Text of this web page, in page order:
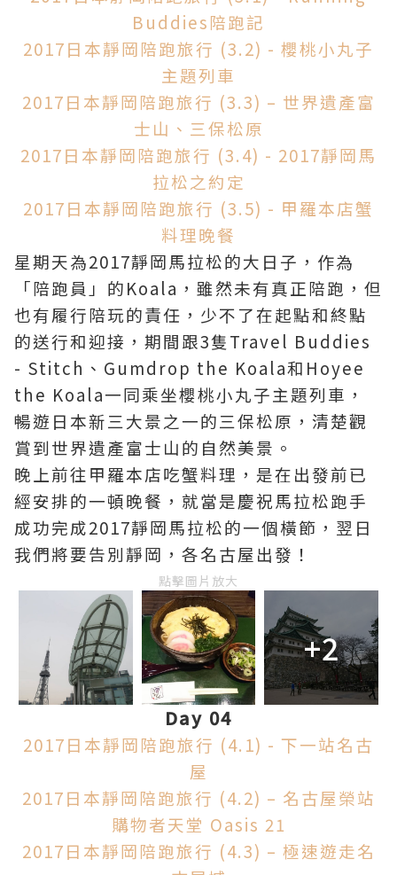
Buddies陪跑記
2017日本靜岡陪跑旅行 (3.2) - 櫻桃小丸子
主題列車
2017日本靜岡陪跑旅行 (3.3) – 世界遺產富
士山、三保松原
2017日本靜岡陪跑旅行 (3.4) - 2017靜岡馬
拉松之約定
2017日本靜岡陪跑旅行 (3.5) - 甲羅本店蟹
料理晚餐
星期天為2017靜岡馬拉松的大日子，作為
「陪跑員」的Koala，雖然未有真正陪跑，但
也有履行陪玩的責任，少不了在起點和終點
的送行和迎接，期間跟3隻Travel Buddies
- Stitch、Gumdrop the Koala和Hoyee
the Koala一同乘坐櫻桃小丸子主題列車，
暢遊日本新三大景之一的三保松原，清楚觀
賞到世界遺產富士山的自然美景。
晚上前往甲羅本店吃蟹料理，是在出發前已
經安排的一頓晚餐，就當是慶祝馬拉松跑手
成功完成2017靜岡馬拉松的一個橫節，翌日
我們將要告別靜岡，各名古屋出發！
點擊圖片放大
+2
Day 04
2017日本靜岡陪跑旅行 (4.1) - 下一站名古
屋
2017日本靜岡陪跑旅行 (4.2) – 名古屋榮站
購物者天堂 Oasis 21
2017日本靜岡陪跑旅行 (4.3) – 極速遊走名